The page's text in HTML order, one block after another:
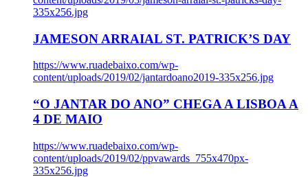
335x256.jpg
JAMESON ARRAIAL ST. PATRICK’S DAY
https://www.ruadebaixo.com/wp-
content/uploads/2019/02/jantardoano2019-335x256.jpg
“O JANTAR DO ANO” CHEGA A LISBOA A
4 DE MAIO
https://www.ruadebaixo.com/wp-
content/uploads/2019/02/ppvawards_755x470px-
335x256.jpg